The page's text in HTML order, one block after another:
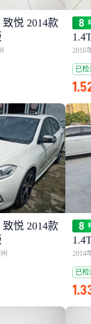
悦 2014款
2016
已检
悦 2014款
2014
已检